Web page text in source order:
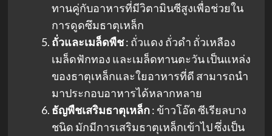
ทานคู่กับอาหารที่มีวิตามินซีสูงเพื่อช่วยใน
การดูดซึมธาตุเหล็ก
ถั่วและเมล็ดพืช: ถั่วแดง ถั่วดำ ถั่วเหลือง
เมล็ดฟักทอง และเมล็ดทานตะวัน เป็นแหล่ง
ของธาตุเหล็กและใยอาหารที่ดี สามารถนำ
มาประกอบอาหารได้หลากหลาย
ธัญพืชเสริมธาตุเหล็ก: ข้าวโอ๊ต ซีเรียลบาง
ชนิด มักมีการเสริมธาตุเหล็กเข้าไป ซึ่งเป็น